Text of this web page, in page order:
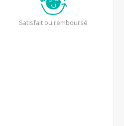
Satisfait ou remboursé